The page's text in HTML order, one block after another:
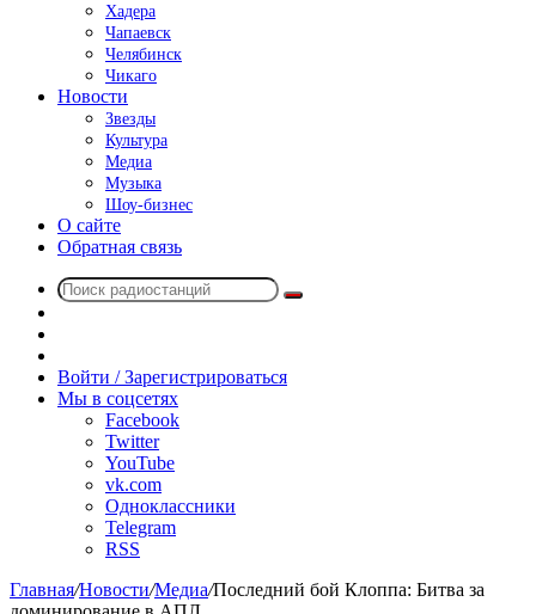
Хадера
Чапаевск
Челябинск
Чикаго
Новости
Звезды
Культура
Медиа
Музыка
Шоу-бизнес
О сайте
Обратная связь
Поиск
радио
Войти / Зарегистрироваться
Мы в соцсетях
Facebook
Twitter
YouTube
vk.com
Одноклассники
Telegram
RSS
Главная/Новости/Медиа/Последний бой Клоппа: Битва за